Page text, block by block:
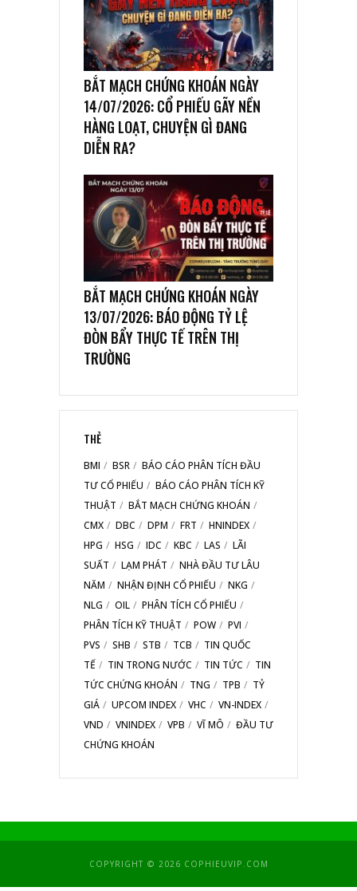
BẮT MẠCH CHỨNG KHOÁN NGÀY
14/07/2026: CỔ PHIẾU GÃY NỀN
HÀNG LOẠT, CHUYỆN GÌ ĐANG
DIỄN RA?
BẮT MẠCH CHỨNG KHOÁN NGÀY
13/07/2026: BÁO ĐỘNG TỶ LỆ
ĐÒN BẨY THỰC TẾ TRÊN THỊ
TRƯỜNG
THẺ
BMI BSR
BÁO CÁO PHÂN TÍCH ĐẦU
TƯ CỔ PHIẾU
BÁO CÁO PHÂN TÍCH KỸ
THUẬT
BẮT MẠCH CHỨNG KHOÁN
CMX
DBC DPM FRT
HNINDEX
HPG
HSG IDC KBC LAS
LÃI
SUẤT
LẠM PHÁT
NHÀ ĐẦU TƯ LÂU
NĂM
NHẬN ĐỊNH CỔ PHIẾU
NKG
NLG
OIL
PHÂN TÍCH CỔ PHIẾU
PHÂN TÍCH KỸ THUẬT
POW
PVI
PVS
SHB STB TCB
TIN QUỐC
TẾ
TIN TRONG NƯỚC TIN TỨC
TIN
TỨC CHỨNG KHOÁN
TNG TPB
TỶ
GIÁ
UPCOM INDEX VHC
VN-INDEX
VND
VNINDEX VPB VĨ MÔ
ĐẦU TƯ
CHỨNG KHOÁN
COPYRIGHT © 2026 COPHIEUVIP.COM